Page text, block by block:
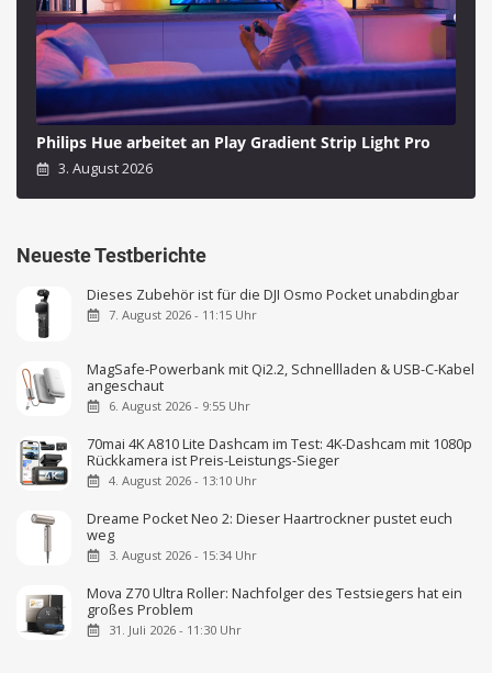
Philips Hue arbeitet an Play Gradient Strip Light Pro
3. August 2026
Neueste Testberichte
Dieses Zubehör ist für die DJI Osmo Pocket unabdingbar
7. August 2026 - 11:15 Uhr
MagSafe-Powerbank mit Qi2.2, Schnellladen & USB-C-Kabel
angeschaut
6. August 2026 - 9:55 Uhr
70mai 4K A810 Lite Dashcam im Test: 4K-Dashcam mit 1080p
Rückkamera ist Preis-Leistungs-Sieger
4. August 2026 - 13:10 Uhr
Dreame Pocket Neo 2: Dieser Haartrockner pustet euch
weg
3. August 2026 - 15:34 Uhr
Mova Z70 Ultra Roller: Nachfolger des Testsiegers hat ein
großes Problem
31. Juli 2026 - 11:30 Uhr